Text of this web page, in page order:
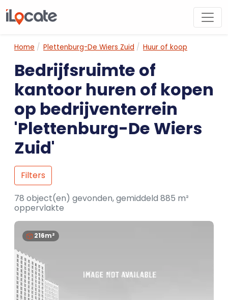
Home Plettenburg-De Wiers Zuid Huur of koop
Bedrijfsruimte of
kantoor huren of kopen
op bedrijventerrein
'Plettenburg-De Wiers
Zuid'
Filters
78 object(en) gevonden, gemiddeld 885 m²
oppervlakte
216m²